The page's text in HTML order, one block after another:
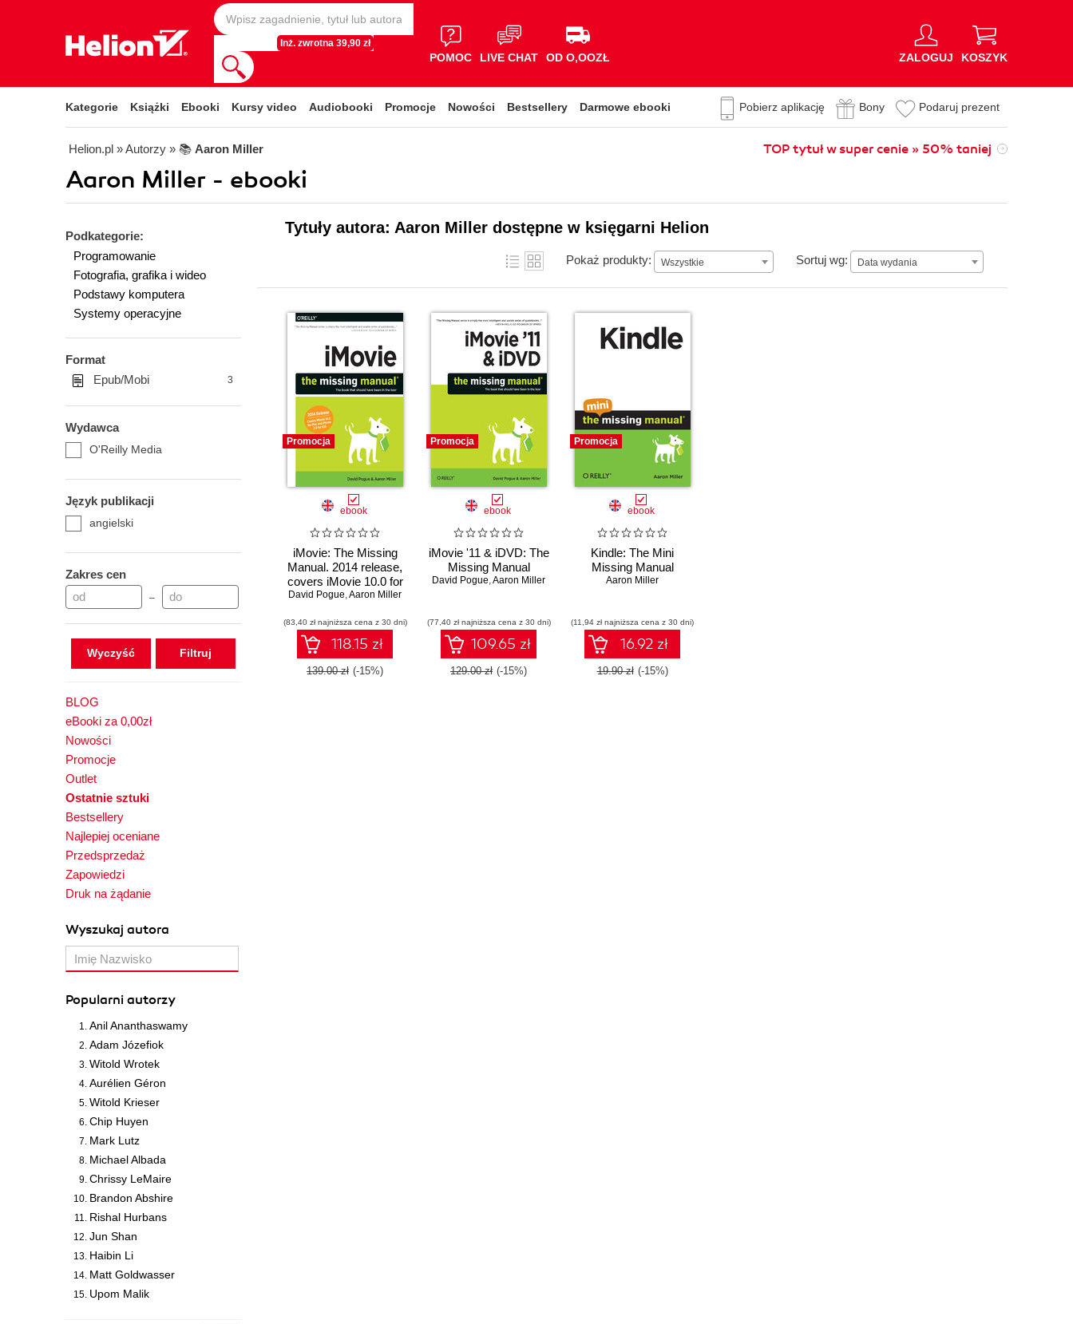
Inż. zwrotna 39,90 zł
POMOC LIVE CHAT OD O,OOZŁ ZALOGUJ KOSZYK
Kategorie Książki Ebooki Kursy video Audiobooki Promocje Nowości Bestsellery Darmowe ebooki Pobierz aplikację Bony Podaruj prezent
Helion.pl » Autorzy » 📚 Aaron Miller TOP tytuł w super cenie » 50% taniej
Aaron Miller - ebooki
Podkategorie:
Programowanie
Fotografia, grafika i wideo
Podstawy komputera
Systemy operacyjne
Format
Epub/Mobi
3
Wydawca
O'Reilly Media
Język publikacji
angielski
Zakres cen
–
Wyczyść
BLOG
eBooki za 0,00zł
Nowości
Promocje
Outlet
Ostatnie sztuki
Bestsellery
Najlepiej oceniane
Przedsprzedaż
Zapowiedzi
Druk na żądanie
Wyszukaj autora
Popularni autorzy
Anil Ananthaswamy
Adam Józefiok
Witold Wrotek
Aurélien Géron
Witold Krieser
Chip Huyen
Mark Lutz
Michael Albada
Chrissy LeMaire
Brandon Abshire
Rishal Hurbans
Jun Shan
Haibin Li
Matt Goldwasser
Upom Malik
Tytuły autora: Aaron Miller dostępne w księgarni Helion
Pokaż produkty: Wszystkie Sortuj wg: Data wydania
Data wydania
Promocja
ebook
iMovie: The Missing
Manual. 2014 release,
covers iMovie 10.0 for
Mac and 2.0 for iOS
David Pogue,Aaron Miller
(83,40 zł najniższa cena z 30 dni)
118.15 zł
139.00 zł (-15%)
Promocja
ebook
iMovie '11 & iDVD: The
Missing Manual
David Pogue,Aaron Miller
(77,40 zł najniższa cena z 30 dni)
109.65 zł
129.00 zł (-15%)
Promocja
ebook
Kindle: The Mini
Missing Manual
Aaron Miller
(11,94 zł najniższa cena z 30 dni)
16.92 zł
19.90 zł (-15%)